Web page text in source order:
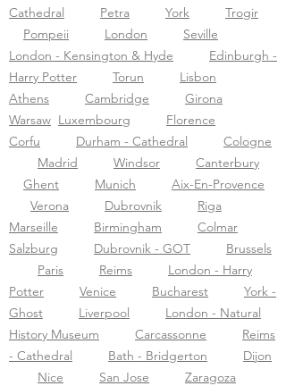
Cathedral
Petra York
Trogir
Pompeii
London
Seville
London - Kensington & Hyde
Edinburgh -
Harry Potter
Torun
Lisbon
Athens
Cambridge
Girona
Warsaw Luxembourg
Florence
Corfu
Durham - Cathedral
Cologne
Madrid
Windsor
Canterbury
Ghent
Munich
Aix-En-Provence
Verona
Dubrovnik
Riga
Marseille
Birmingham
Colmar
Salzburg
Dubrovnik - GOT
Brussels
Paris
Reims
London - Harry
Potter
Venice Bucharest
York -
Ghost
Liverpool
London - Natural
History Museum
Carcassonne
Reims
- Cathedral
Bath - Bridgerton
Dijon
Nice
San Jose
Zaragoza